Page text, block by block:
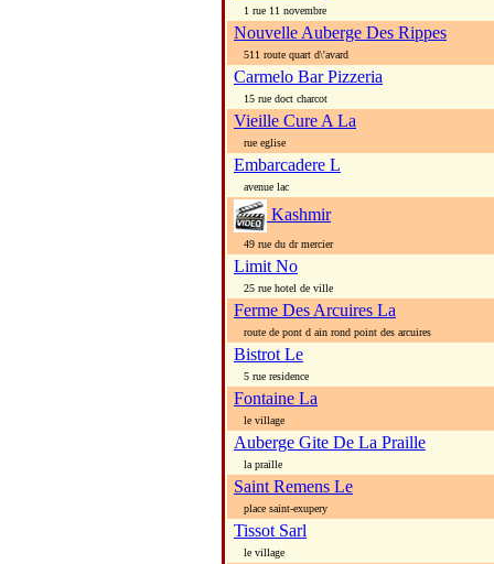
1 rue 11 novembre
Nouvelle Auberge Des Rippes
511 route quart d\'avard
Carmelo Bar Pizzeria
15 rue doct charcot
Vieille Cure A La
rue eglise
Embarcadere L
avenue lac
Kashmir
49 rue du dr mercier
Limit No
25 rue hotel de ville
Ferme Des Arcuires La
route de pont d ain rond point des arcuires
Bistrot Le
5 rue residence
Fontaine La
le village
Auberge Gite De La Praille
la praille
Saint Remens Le
place saint-exupery
Tissot Sarl
le village